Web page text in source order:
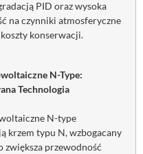
PID oraz wysoka
na czynniki atmosferyczne
konserwacji.
N-Type:
Technologia
N-type
krzem typu N, wzbogacany
zwiększa przewodność